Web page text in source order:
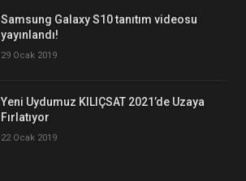
Samsung Galaxy S10 tanıtım videosu
yayınlandı!
29 Ocak 2019
Yeni Uydumuz KILIÇSAT 2021’de Uzaya
Fırlatıyor
22 Ocak 2019